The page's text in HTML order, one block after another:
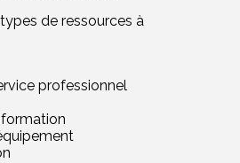
de ressources à
professionnel